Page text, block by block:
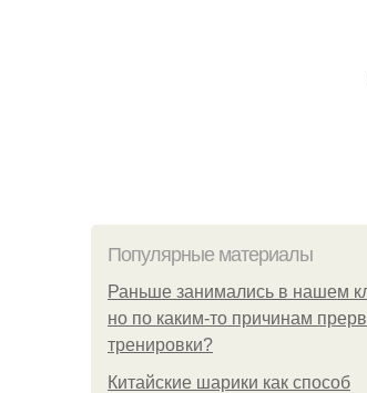
Популярные материалы
Раньше занимались в нашем
но по каким-то причинам
тренировки?
Китайские шарики как способ